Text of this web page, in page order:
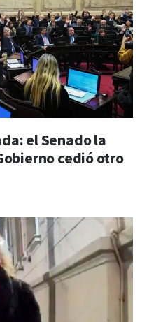
el Senado la
cedió otro